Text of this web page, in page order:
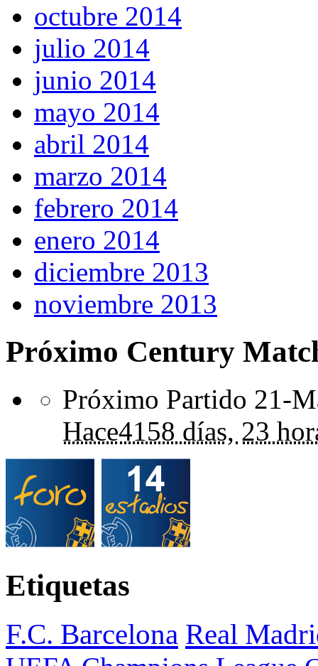
octubre 2014
julio 2014
junio 2014
mayo 2014
abril 2014
marzo 2014
febrero 2014
enero 2014
diciembre 2013
noviembre 2013
Próximo Century
Próximo Partido 21-
Hace4158 días, 23
Etiquetas
F.C. Barcelona Real